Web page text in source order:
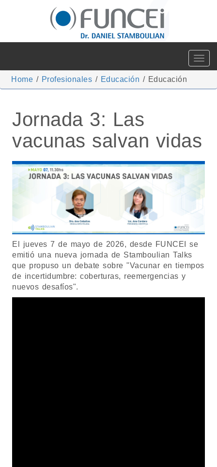
Toggle
Home / Profesionales / Educación / Educación
Jornada 3: Las
vacunas salvan vidas
El jueves 7 de mayo de 2026, desde FUNCEI se
emitió una nueva jornada de Stamboulian Talks
que propuso un debate sobre "Vacunar en tiempos
de incertidumbre: coberturas, reemergencias y
nuevos desafíos".